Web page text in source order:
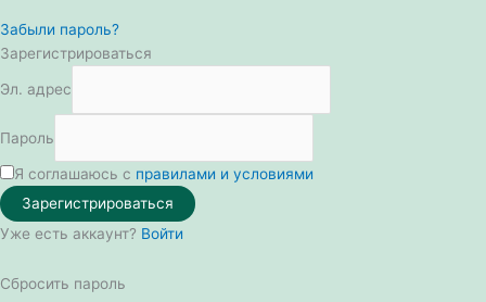
Забыли пароль?
Зарегистрироваться
Эл. адрес
Пароль
Я соглашаюсь с правилами и условиями
Зарегистрироваться
Уже есть аккаунт? Войти
Сбросить пароль